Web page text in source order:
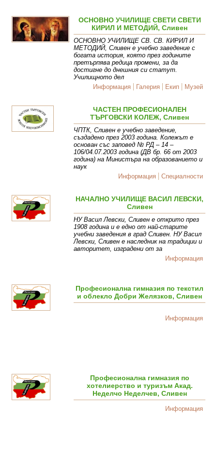
ОСНОВНО УЧИЛИЩЕ СВЕТИ СВЕТИ
КИРИЛ И МЕТОДИЙ, Сливен
ОСНОВНО УЧИЛИЩЕ СВ. СВ. КИРИЛ И
МЕТОДИЙ, Сливен е учебно заведение с
богата история, която през годините
претърпява редица промени, за да
достигне до днешния си статут.
Училищното дел
Информация
Галерия Екип Музей
ЧАСТЕН ПРОФЕСИОНАЛЕН
ТЪРГОВСКИ КОЛЕЖ, Сливен
ЧПТК, Сливен е учебно заведение,
създадено през 2003 година. Колежът е
основан със заповед № РД – 14 –
106/04.07.2003 година (ДВ бр. 66 от 2003
година) на Министъра на образованието и
наук
Информация
Специалности
НАЧАЛНО УЧИЛИЩЕ ВАСИЛ ЛЕВСКИ,
Сливен
НУ Васил Левски, Сливен е открито през
1908 година и е едно от най-старите
учебни заведения в град Сливен. НУ Васил
Левски, Сливен е наследник на традиции и
авторитет, изградени от за
Информация
Професионална гимназия по текстил
и облекло Добри Желязков, Сливен
Информация
Професионална гимназия по
хотелиерство и туризъм Акад.
Неделчо Неделчев, Сливен
Информация